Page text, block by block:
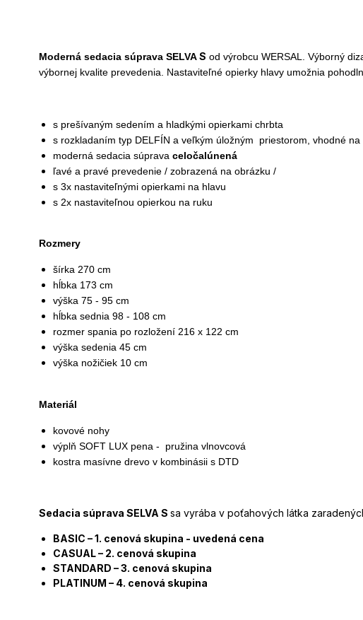
Moderná sedacia súprava SELVAS od výrobcu WERSAL. Výborný
výbornej kvalite prevedenia. Nastaviteľné opierky hlavy umožnia
s prešívaným sedením a hladkými opierkami chrbta
s rozkladaním typ DELFÍN a veľkým úložným priestorom, vhodné
moderná sedacia súprava celočalúnená
ľavé a pravé prevedenie / zobrazená na obrázku /
s 3x nastaviteľnými opierkami na hlavu
s 2x nastaviteľnou opierkou na ruku
Rozmery
šírka 270 cm
hĺbka 173 cm
výška 75 - 95 cm
hĺbka sednia 98 - 108 cm
rozmer spania po rozložení 216 x 122 cm
výška sedenia 45 cm
výška nožičiek 10 cm
Materiál
kovové nohy
výplň SOFT LUX pena - pružina vlnovcová
kostra masívne drevo v kombinásii s DTD
Sedacia súprava SELVA S sa vyrába v poťahových látka
BASIC – 1. cenová skupina - uvedená cena
CASUAL – 2. cenová skupina
STANDARD – 3. cenová skupina
PLATINUM – 4. cenová skupina